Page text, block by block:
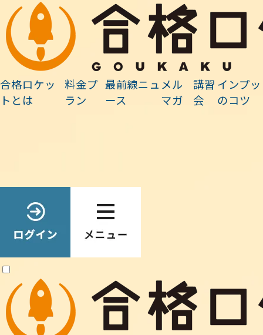
合格ロケッ
トとは
料金プ
ラン
最前線ニュ
ース
メル
マガ
講習
会
インプ
のコツ
最前線ニュース
ホーム»最前線ニュース»事務連絡»アプリ機能「フォントサイズ」の変更
2022.11.14 事務連絡
アプリ機能「フォントサイズ」の変更
アプリの「設定」からアプリ内のフォントサイズの変更
一般に、ブラウザの設定で拡大する事も可能ですが、アプリ以外のサ
変更したい場合はお試しください。
■ アプリトップの「設定」で「フォントサイズ」（普通・1.2倍・1.4
倍）から選択します